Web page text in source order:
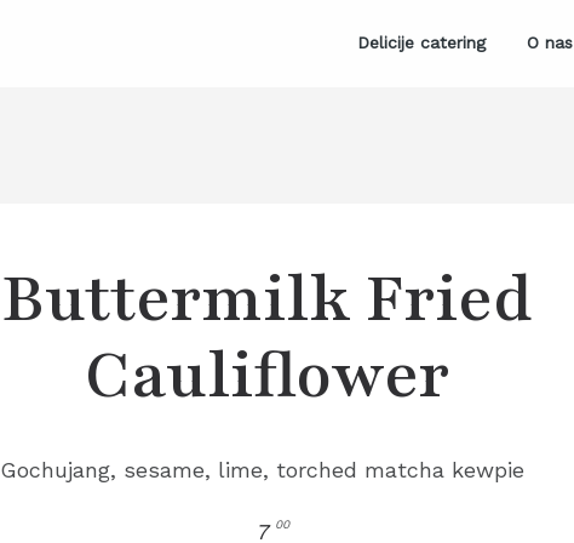
Delicije catering O nas
Buttermilk Fried
Cauliflower
Gochujang, sesame, lime, torched matcha kewpie
7 00